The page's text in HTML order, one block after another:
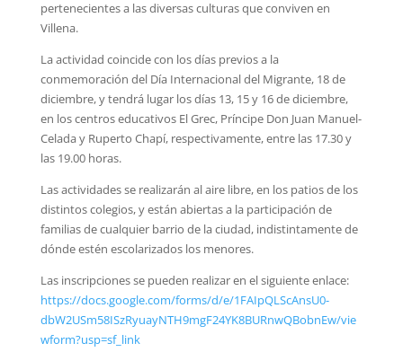
pertenecientes a las diversas culturas que conviven en
Villena.
La actividad coincide con los días previos a la
conmemoración del Día Internacional del Migrante, 18 de
diciembre, y tendrá lugar los días 13, 15 y 16 de diciembre,
en los centros educativos El Grec, Príncipe Don Juan Manuel-
Celada y Ruperto Chapí, respectivamente, entre las 17.30 y
las 19.00 horas.
Las actividades se realizarán al aire libre, en los patios de los
distintos colegios, y están abiertas a la participación de
familias de cualquier barrio de la ciudad, indistintamente de
dónde estén escolarizados los menores.
Las inscripciones se pueden realizar en el siguiente enlace:
https://docs.google.com/forms/d/e/1FAIpQLScAnsU0-
dbW2USm58ISzRyuayNTH9mgF24YK8BURnwQBobnEw/vie
wform?usp=sf_link